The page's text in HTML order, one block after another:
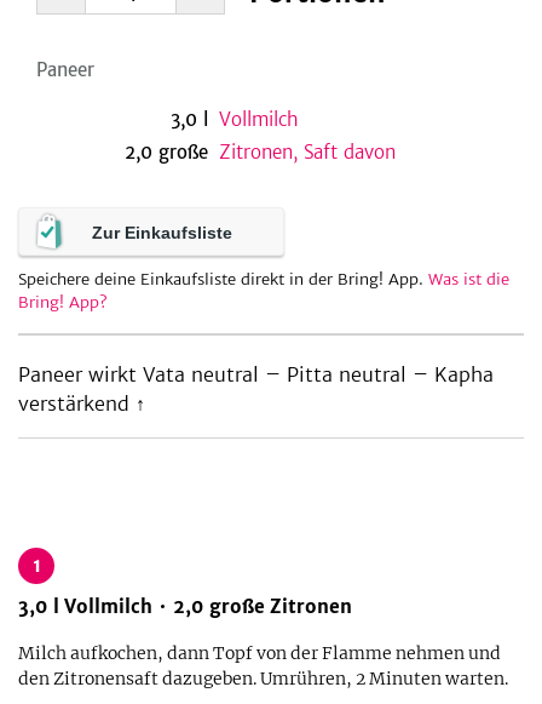
Paneer
3,0
Vollmilch
2,0 große Zitronen, Saft davon
Zur Einkaufsliste
Speichere deine Einkaufsliste direkt in der Bring! App. Was ist die
Bring! App?
Paneer wirkt Vata neutral – Pitta neutral – Kapha
verstärkend ↑
1
3,0
Vollmilch 2,0 große Zitronen
Milch aufkochen, dann Topf von der Flamme nehmen und
den Zitronensaft dazugeben. Umrühren, 2 Minuten warten.